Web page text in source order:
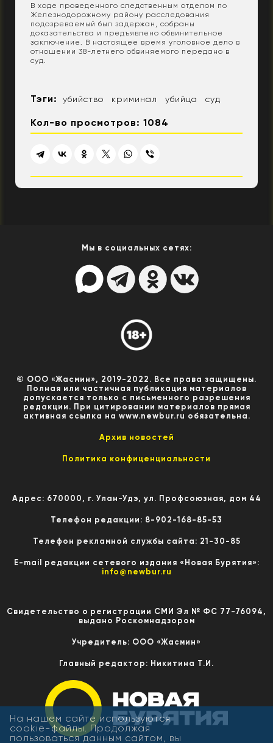
В ходе проведенного следственным отделом по
Железнодорожному району расследования
подозреваемый был задержан, собраны
доказательства и предъявлено обвинительное
заключение. В настоящее время уголовное дело в
отношении 38-летнего обвиняемого передано в
суд.
Тэги: убийство криминал убийца суд
Кол-во просмотров: 1084
Мы в социальных сетях:
© ООО «Жасмин», 2019-2022. Все права защищены.
Полная или частичная публикация материалов
допускается только с письменного разрешения
редакции. При цитировании материалов прямая
активная ссылка на www.newbur.ru обязательна.
Архив новостей
Политика конфиценциальности
Адрес: 670000, г. Улан-Удэ, ул. Профсоюзная, дом 44
Телефон редакции: 8-902-168-85-53
Телефон рекламной службы сайта: 21-30-85
E-mail редакции сетевого издания «Новая Бурятия»:
info@newbur.ru
Свидетельство о регистрации СМИ Эл № ФС 77-76094,
выдано Роскомнадзором
Учредитель: ООО «Жасмин»
Главный редактор: Никитина Т.И.
На нашем сайте используются
cookie-файлы. Продолжая
пользоваться данным сайтом, вы